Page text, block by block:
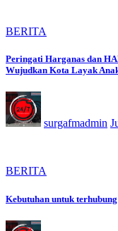
BERITA
Peringati Harganas dan
Wujudkan Kota Layak
surgafmadmin
BERITA
Kebutuhan untuk terhubung